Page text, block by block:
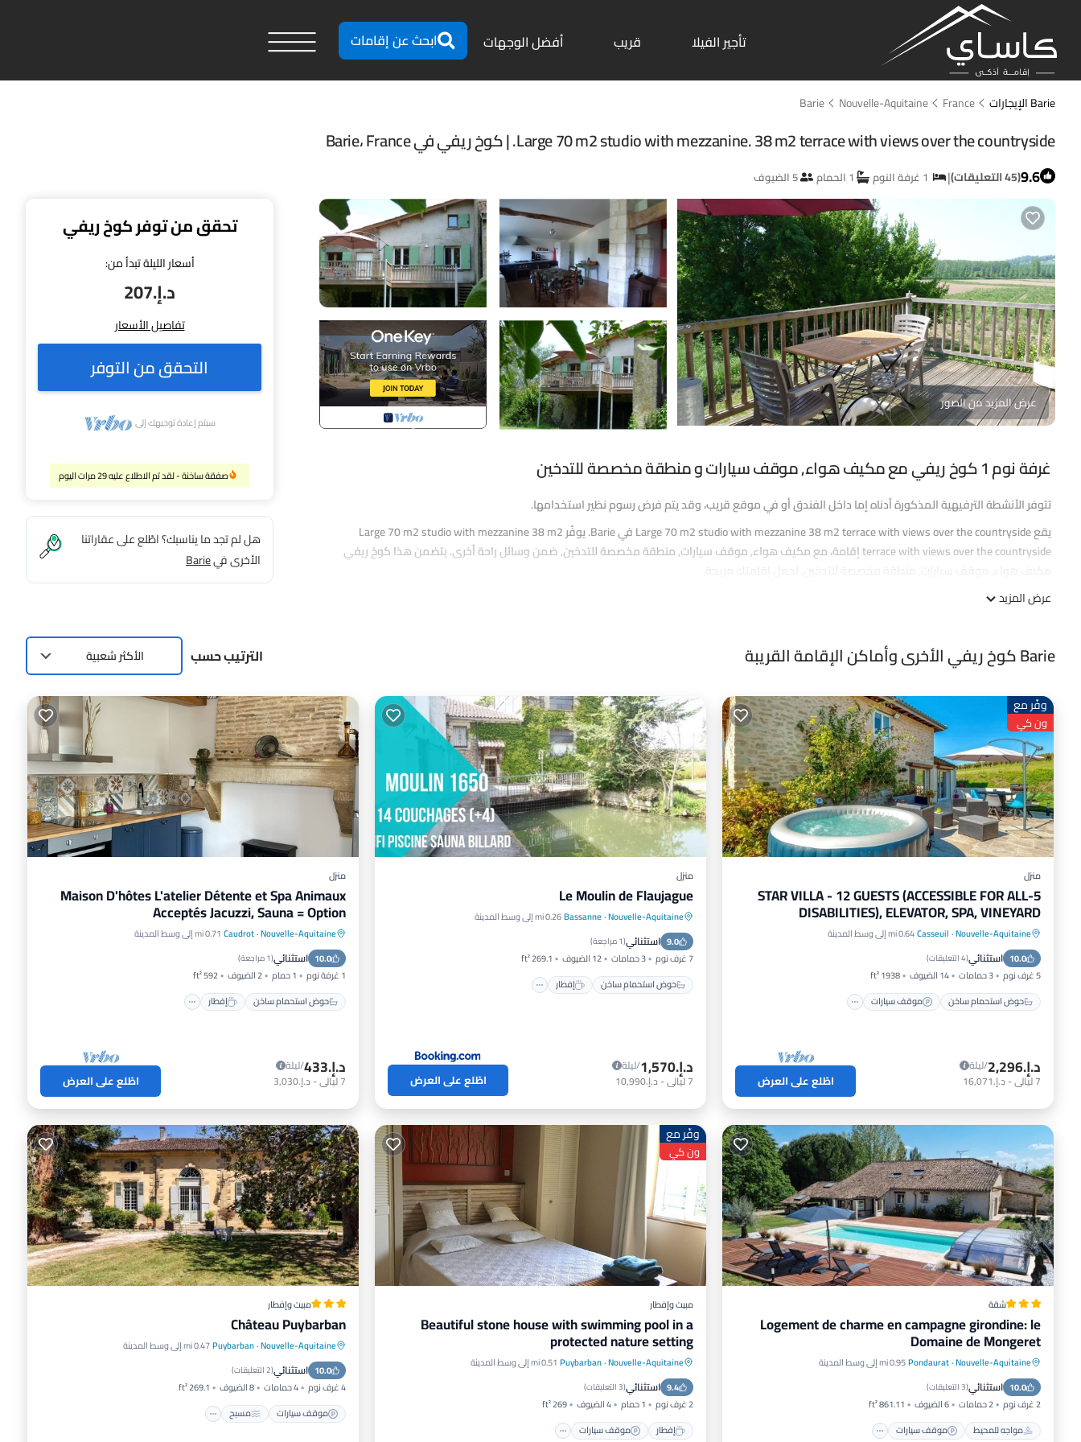
تأجير الفيلا قريب أفضل الوجهات ابحث عن إقامات
Barie الإيجارات France
Nouvelle-Aquitaine
Barie
Large 70 m2 studio with mezzanine. 38 m2 terrace with views over the countryside. | كوخ ريفي في Barie، France
9.6(45 التعليقات) |
عرض المزيد من الصور
غرفة نوم 1 كوخ ريفي مع مكيف هواء, موقف سيارات و منطقة مخصصة للتدخين
تتوفر الأنشطة الترفيهية المذكورة أدناه إما داخل الفندق أو في موقع قريب، وقد يتم فرض رسوم نظير استخدامها.
يقع Large 70 m2 studio with mezzanine 38 m2 terrace with views over the countryside في Barie. يوفّر Large 70 m2 studio with mezzanine 38 m2
terrace with views over the countryside إقامة، مع مكيف هواء, موقف سيارات, منطقة مخصصة للتدخين, ضمن وسائل راحة أخرى. يتضمن هذا كوخ ريفي
مكيف هواء, موقف سيارات, منطقة مخصصة للتدخين, لجعل إقامتك مريحة.
والأنشطة، يمكنك الاطلاع أدناه.
عرض المزيد
تحقق من توفر كوخ ريفي
أسعار الليلة تبدأ من:
د.إ.‏207
تفاصيل الأسعار
التحقق من التوفر
سيتم إعادة توجيهك إلى
صفقة ساخنة - لقد تم الاطلاع عليه 29 مرات اليوم
هل لم تجد ما يناسبك؟ اطّلع على عقاراتنا
الأخرى فيBarie
Barie كوخ ريفي الأخرى وأماكن الإقامة القريبة الترتيب حسب الأكثر شعبية
وفّر مع
ون كي
منزل
5-STAR VILLA - 12 GUESTS (ACCESSIBLE FOR ALL
DISABILITIES), ELEVATOR, SPA, VINEYARD
Nouvelle-Aquitaine
·
Casseuil0.64 mi إلى وسط المدينة
10.0 استثنائي(4 التعليقات )
5 غرف نوم 3 حمامات 14 الضيوف
1938 ft²
حوض استحمام ساخن
موقف سيارات
حوض استحمام ساخن
موقف سيارات
مسبح
إطلالة على المحيط
د.إ.‏2,296
/ليلة
7ليالي- د.إ.‏16,071 اطّلع على العرض
منزل
Le Moulin de Flaujague
Nouvelle-Aquitaine
·
Bassanne0.26 mi إلى وسط المدينة
9.0 استثنائي(1 مراجعة )
7 غرف نوم 3 حمامات 12 الضيوف
269.1 ft²
حوض استحمام ساخن
إفطار
حوض استحمام ساخن
إفطار
موقف سيارات
د.إ.‏1,570
/ليلة
7ليالي- د.إ.‏10,990 اطّلع على العرض
منزل
Maison D'hôtes L'atelier Détente et Spa Animaux
Acceptés Jacuzzi, Sauna = Option
Nouvelle-Aquitaine
·
Caudrot 0.71 mi إلى وسط المدينة
10.0 استثنائي(1 مراجعة )
1 غرفة نوم 1 حمام 2 الضيوف
592 ft²
حوض استحمام ساخن
إفطار
حوض استحمام ساخن
إفطار
موقف سيارات
د.إ.‏433
/ليلة
7ليالي- د.إ.‏3,030 اطّلع على العرض
شقة
Logement de charme en campagne girondine: le
Domaine de Mongeret
Nouvelle-Aquitaine
·
Pondaurat0.95 mi إلى وسط المدينة
10.0 استثنائي(3 التعليقات )
2 غرف نوم 2 حمامات 6 الضيوف
861.11 ft²
مواجه للمحيط
موقف سيارات
مواجه للمحيط موقف سيارات
مسبح
إطلالة على المحيط
وفّر مع
ون كي
مبيت وإفطار
Beautiful stone house with swimming pool in a
protected nature setting
Nouvelle-Aquitaine
·
Puybarban 0.51 mi إلى وسط المدينة
9.4 استثنائي(3 التعليقات )
2 غرف نوم 1 حمام 4 الضيوف
269 ft²
إفطار
موقف سيارات
إفطار موقف سيارات
مسبح
شرفة / تراس
مبيت وإفطار
Château Puybarban
Nouvelle-Aquitaine
·
Puybarban0.47 mi إلى وسط المدينة
10.0 استثنائي(2 التعليقات )
4 غرف نوم 4 حمامات 8 الضيوف
269.1 ft²
موقف سيارات
مسبح
موقف سيارات مسبح
شرفة / تراس
إطلالة